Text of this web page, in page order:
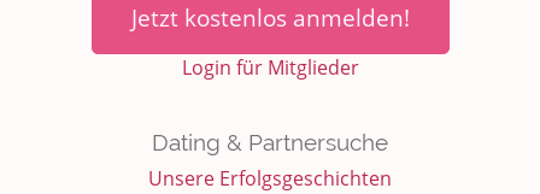
Jetzt kostenlos anmelden!
Login für Mitglieder
Dating & Partnersuche
Unsere Erfolgsgeschichten